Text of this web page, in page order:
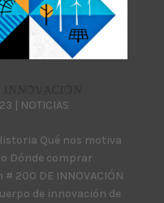
NOTICIAS
Qué nos motiva
Dónde comprar
200 DE INNOVACIÓN
de innovación de